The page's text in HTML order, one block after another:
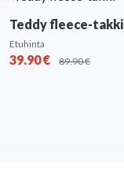
Teddy fleece-takki
Etuhinta
39.90€ 89.90€